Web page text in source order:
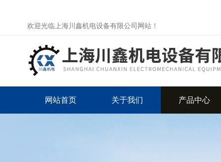
欢迎光临上海川鑫机电设备有限公司网站！
网站首页 关于我们 产品中心